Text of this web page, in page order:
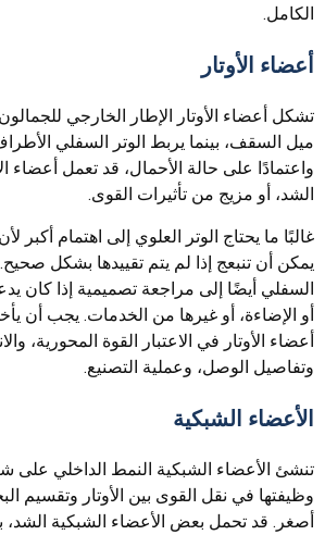
الكامل.
أعضاء الأوتار
تشكل أعضاء الأوتار الإطار الخارجي
ميل السقف، بينما يربط الوتر السفلي
واعتمادًا على حالة الأحمال، قد تعمل أعضاء
الشد، أو مزيج من تأثيرات القوى.
غالبًا ما يحتاج الوتر العلوي إلى اهتمام أكبر
يمكن أن تنبعج إذا لم يتم تقييدها بشكل صحيح.
السفلي أيضًا إلى مراجعة تصميمية إذا كان
أو الإضاءة، أو غيرها من الخدمات. يجب أن
أعضاء الأوتار في الاعتبار القوة المحورية،
وتفاصيل الوصل، وعملية التصنيع.
الأعضاء الشبكية
وظيفتها في نقل القوى بين الأوتار وتقسيم
أصغر. قد تحمل بعض الأعضاء الشبكية الشد،